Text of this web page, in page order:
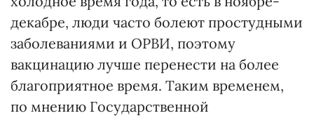
декабре, люди часто болеют простудными
заболеваниями и ОРВИ, поэтому
вакцинацию лучше перенести на более
благоприятное время. Таким временем,
по мнению Государственной